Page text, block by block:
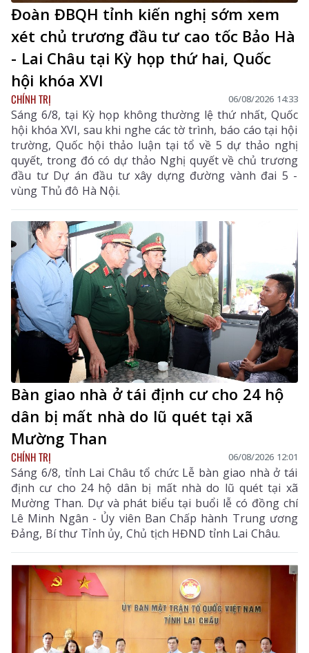
Đoàn ĐBQH tỉnh kiến nghị sớm xem
xét chủ trương đầu tư cao tốc Bảo Hà
- Lai Châu tại Kỳ họp thứ hai, Quốc
hội khóa XVI
CHÍNH TRỊ 06/08/2026 14:33
Sáng 6/8, tại Kỳ họp không thường lệ thứ nhất, Quốc
hội khóa XVI, sau khi nghe các tờ trình, báo cáo tại hội
trường, Quốc hội thảo luận tại tổ về 5 dự thảo nghị
quyết, trong đó có dự thảo Nghị quyết về chủ trương
đầu tư Dự án đầu tư xây dựng đường vành đai 5 -
vùng Thủ đô Hà Nội.
Bàn giao nhà ở tái định cư cho 24 hộ
dân bị mất nhà do lũ quét tại xã
Mường Than
CHÍNH TRỊ 06/08/2026 12:01
Sáng 6/8, tỉnh Lai Châu tổ chức Lễ bàn giao nhà ở tái
định cư cho 24 hộ dân bị mất nhà do lũ quét tại xã
Mường Than. Dự và phát biểu tại buổi lễ có đồng chí
Lê Minh Ngân - Ủy viên Ban Chấp hành Trung ương
Đảng, Bí thư Tỉnh ủy, Chủ tịch HĐND tỉnh Lai Châu.